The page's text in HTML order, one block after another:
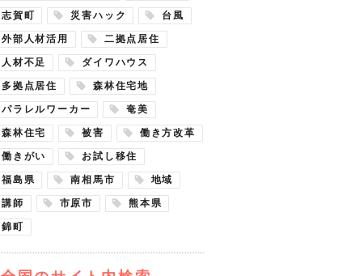
志賀町 災害ハック 台風
外部人材活用 二拠点居住
人材不足 ダイワハウス
多拠点居住 森林住宅地
パラレルワーカー 奄美
森林住宅 被害 働き方改革
働きがい お試し移住
福島県 南相馬市 地域
講師 市原市 熊本県
錦町